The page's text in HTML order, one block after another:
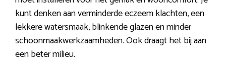
kunt denken aan verminderde eczeem klachten, een
lekkere watersmaak, blinkende glazen en minder
schoonmaakwerkzaamheden. Ook draagt het bij aan
een beter milieu.